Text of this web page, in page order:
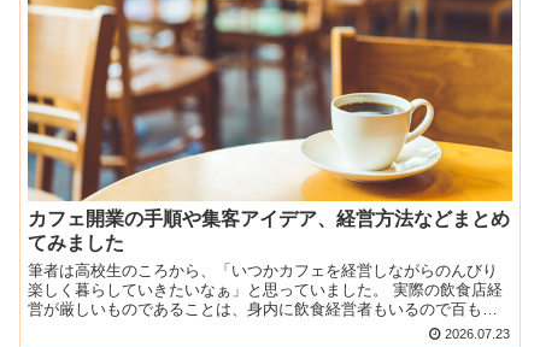
カフェ開業の手順や集客アイデア、経営方法などまとめ
てみました
筆者は高校生のころから、「いつかカフェを経営しながらのんびり
楽しく暮らしていきたいなぁ」と思っていました。 実際の飲食店経
営が厳しいものであることは、身内に飲食経営者もいるので百も承
知です。 なのでかなり慎重に考えて30歳を超えた今でも実行...2026.07.23